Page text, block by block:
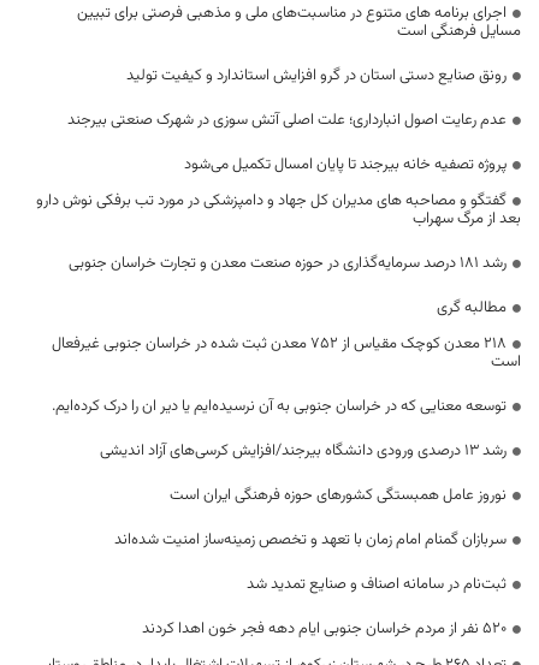
اجرای برنامه های متنوع در مناسبت‌های ملی و مذهبی فرصتی برای تبیین
مسایل فرهنگی است
رونق صنایع دستی استان در گرو افزایش استاندارد و کیفیت تولید
عدم رعایت اصول انبارداری؛ علت اصلی آتش سوزی در شهرک صنعتی بیرجند
پروژه تصفیه‌ خانه بیرجند تا پایان امسال تکمیل می‌شود
گفتگو و مصاحبه های مدیران کل جهاد و دامپزشکی در مورد تب برفکی نوش دارو
بعد از مرگ سهراب
رشد ۱۸۱ درصد سرمایه‌گذاری در حوزه صنعت معدن و تجارت خراسان جنوبی
مطالبه گری
۲۱۸ معدن کوچک مقیاس از ۷۵۲ معدن ثبت شده در خراسان جنوبی غیرفعال
است
توسعه معنایی که در خراسان جنوبی به آن نرسیده‌ایم یا دیر ان را درک کرده‌ایم.
رشد ۱۳ درصدی ورودی دانشگاه بیرجند/افزایش کرسی‌های آزاد اندیشی
نوروز عامل همبستگی کشورهای حوزه فرهنگی ایران است
سربازان گمنام امام زمان با تعهد و تخصص زمینه‌ساز امنیت شده‌اند
ثبت‌نام در سامانه اصناف و صنایع تمدید شد
۵۲۰ نفر از مردم خراسان جنوبی ایام دهه فجر خون اهدا کردند